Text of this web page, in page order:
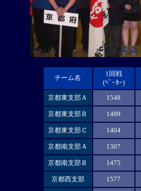
チーム名
1回戦
(ﾍﾞｰｶｰ)
京都東支部Ａ 1548
京都東支部Ｂ 1489
京都東支部Ｃ 1404
京都南支部Ａ 1307
京都南支部Ｂ 1475
京都西支部 1577